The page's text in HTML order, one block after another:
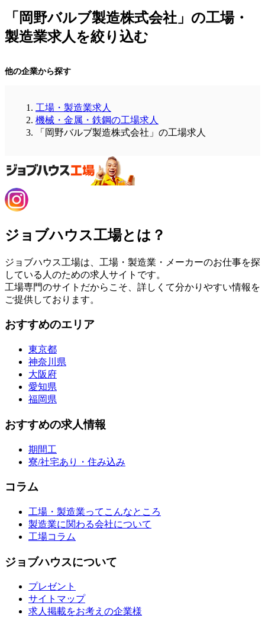
「岡野バルブ製造株式会社」の工場・
製造業求人を絞り込む
他の企業から探す
工場・製造業求人
機械・金属・鉄鋼の工場求人
「岡野バルブ製造株式会社」の工場求人
ジョブハウス工場とは？
ジョブハウス工場は、工場・製造業・メーカーのお仕事を探
している人のための求人サイトです。
工場専門のサイトだからこそ、詳しくて分かりやすい情報を
ご提供しております。
おすすめのエリア
東京都
神奈川県
大阪府
愛知県
福岡県
おすすめの求人情報
期間工
寮/社宅あり・住み込み
コラム
工場・製造業ってこんなところ
製造業に関わる会社について
工場コラム
ジョブハウスについて
プレゼント
サイトマップ
求人掲載をお考えの企業様